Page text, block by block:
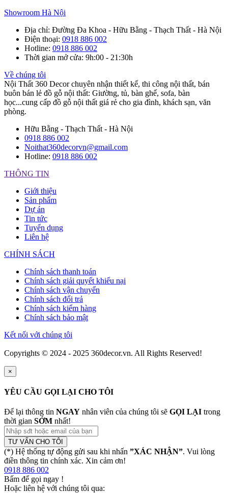
Showroom Hà Nội
Địa chỉ: Đường Đa Khoa - Hữu Bằng - Thạch Thất - Hà Nội
Điện thoại: 0918 886 002
Hotline: 0918 886 002
Thời gian mở cửa: 9h:00 - 21:30h
Về chúng tôi
Nội Thất 360 Decor chuyên nhận thiết kế, thi công nội thất, bán
buôn bán lẻ đồ gỗ nội thất: Giường, tủ, bàn ghế, sofa, bàn
học...cung cấp đồ gỗ nội thất giá rẻ cho gia đình, khách sạn, văn
phòng.
Hữu Bằng - Thạch Thất - Hà Nội
0918 886 002
Noithat360decorvn@gmail.com
Hotline: 0918 886 002
THÔNG TIN
Giới thiệu
Sản phẩm
Dự án
Tin tức
Tuyển dụng
Liên hệ
CHÍNH SÁCH
Chính sách thanh toán
Chính sách giải quyết khiếu nại
Chính sách vận chuyển
Chính sách đổi trả
Chính sách kiểm hàng
Chính sách bảo mật
Kết nối với chúng tôi
Copyrights © 2024 - 2025 360decor.vn. All Rights Reserved!
×
YÊU CẦU GỌI LẠI CHO TÔI
Để lại thông tin NGAY nhân viên của chúng tôi sẽ GỌI LẠI trong
thời gian SỚM nhất!
TƯ VẤN CHO TÔI
(*) Hệ thống tự động gửi sau khi nhấn ”XÁC NHẬN”. Vui lòng
điền thông tin chính xác. Xin cảm ơn!
0918 886 002
Bấm để gọi ngay !
Hoặc liên hệ với chúng tôi qua: